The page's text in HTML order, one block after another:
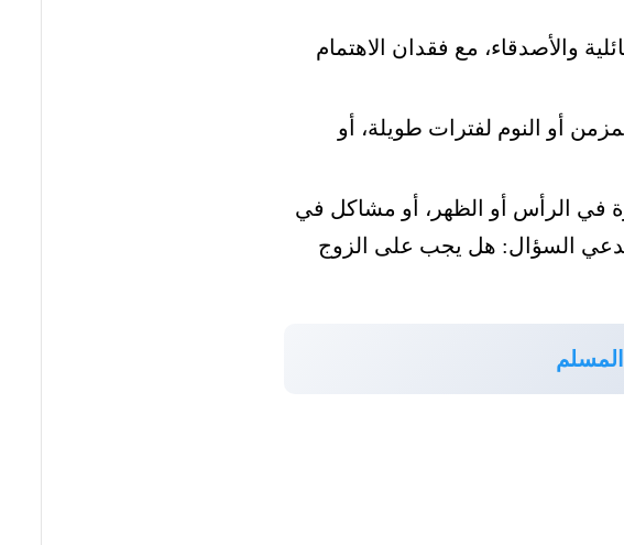
والأصدقاء، مع فقدان الاهتمام
أو النوم لفترات طويلة، أو
الرأس أو الظهر، أو مشاكل في
السؤال: هل يجب على الزوج